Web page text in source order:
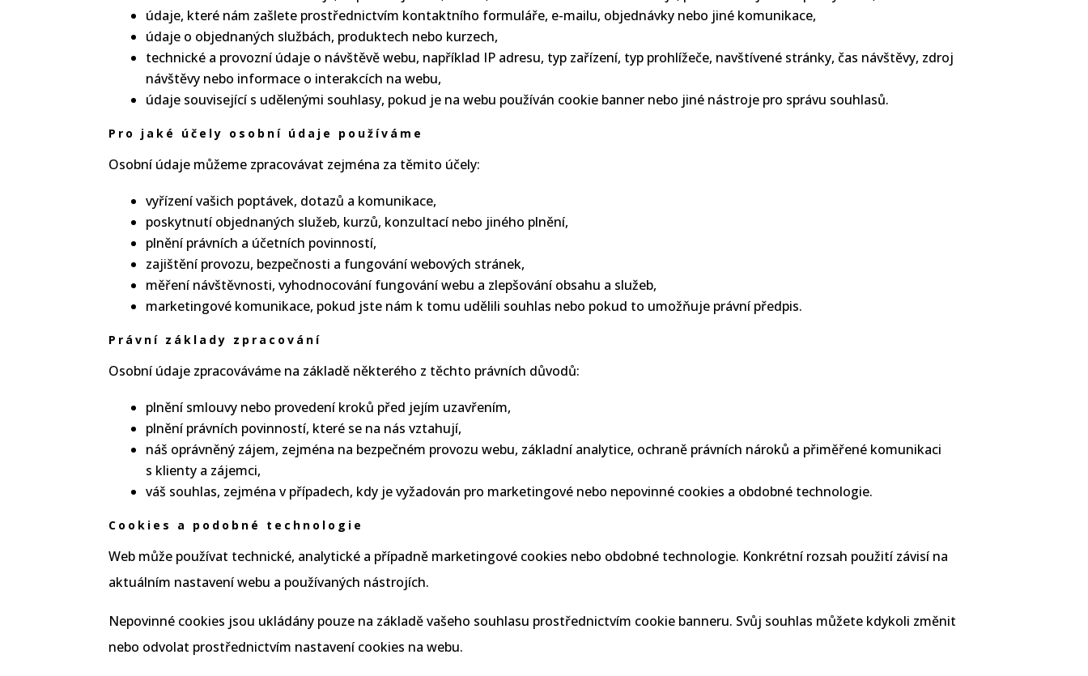
údaje, které nám zašlete prostřednictvím kontaktního formuláře, e-mailu, objednávky nebo jiné komunikace,
údaje o objednaných službách, produktech nebo kurzech,
technické a provozní údaje o návštěvě webu, například IP adresu, typ zařízení, typ prohlížeče, navštívené stránky, čas návštěvy, zdroj
návštěvy nebo informace o interakcích na webu,
údaje související s udělenými souhlasy, pokud je na webu používán cookie banner nebo jiné nástroje pro správu souhlasů.
Pro jaké účely osobní údaje používáme
Osobní údaje můžeme zpracovávat zejména za těmito účely:
vyřízení vašich poptávek, dotazů a komunikace,
poskytnutí objednaných služeb, kurzů, konzultací nebo jiného plnění,
plnění právních a účetních povinností,
zajištění provozu, bezpečnosti a fungování webových stránek,
měření návštěvnosti, vyhodnocování fungování webu a zlepšování obsahu a služeb,
marketingové komunikace, pokud jste nám k tomu udělili souhlas nebo pokud to umožňuje právní předpis.
Právní základy zpracování
Osobní údaje zpracováváme na základě některého z těchto právních důvodů:
plnění smlouvy nebo provedení kroků před jejím uzavřením,
plnění právních povinností, které se na nás vztahují,
náš oprávněný zájem, zejména na bezpečném provozu webu, základní analytice, ochraně právních nároků a přiměřené komunikaci
s klienty a zájemci,
váš souhlas, zejména v případech, kdy je vyžadován pro marketingové nebo nepovinné cookies a obdobné technologie.
Cookies a podobné technologie
Web může používat technické, analytické a případně marketingové cookies nebo obdobné technologie. Konkrétní rozsah použití závisí na
aktuálním nastavení webu a používaných nástrojích.
Nepovinné cookies jsou ukládány pouze na základě vašeho souhlasu prostřednictvím cookie banneru. Svůj souhlas můžete kdykoli změnit
nebo odvolat prostřednictvím nastavení cookies na webu.